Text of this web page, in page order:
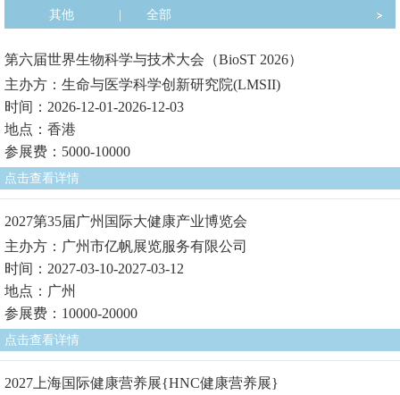
其他
全部
第六届世界生物科学与技术大会（BioST 2026）
主办方：生命与医学科学创新研究院(LMSII)
时间：2026-12-01-2026-12-03
地点：香港
参展费：5000-10000
点击查看详情
2027第35届广州国际大健康产业博览会
主办方：广州市亿帆展览服务有限公司
时间：2027-03-10-2027-03-12
地点：广州
参展费：10000-20000
点击查看详情
2027上海国际健康营养展{HNC健康营养展}